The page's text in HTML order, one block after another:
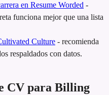
en Resume Worded -
funciona mejor que una lista
Culture - recomienda
respaldados con datos.
CV para Billing